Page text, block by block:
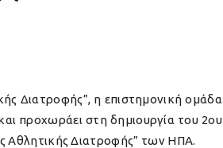
Διατροφής”, η επιστημονική ομάδα
προχωράει στη δημιουργία του 2ου
Αθλητικής Διατροφής” των ΗΠΑ.